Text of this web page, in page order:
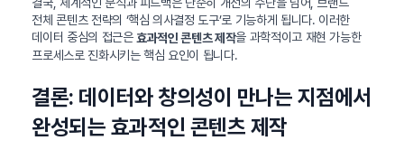
전체 콘텐츠 전략의 ‘핵심 의사결정 도구’로 기능하게 됩니다. 이러한
데이터 중심의 접근은효과적인 콘텐츠 제작을 과학적이고 재현 가능한
프로세스로 진화시키는 핵심 요인이 됩니다.
결론: 데이터와 창의성이 만나는 지점에서
완성되는 효과적인 콘텐츠 제작